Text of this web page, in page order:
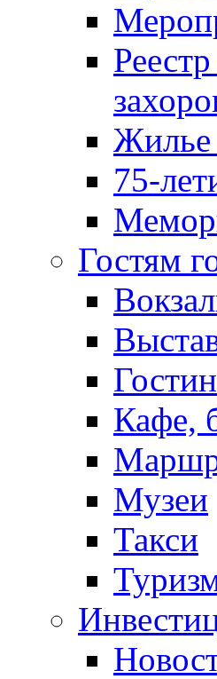
Жилье
75-
Гостям
Кафе,
Музеи
Такси